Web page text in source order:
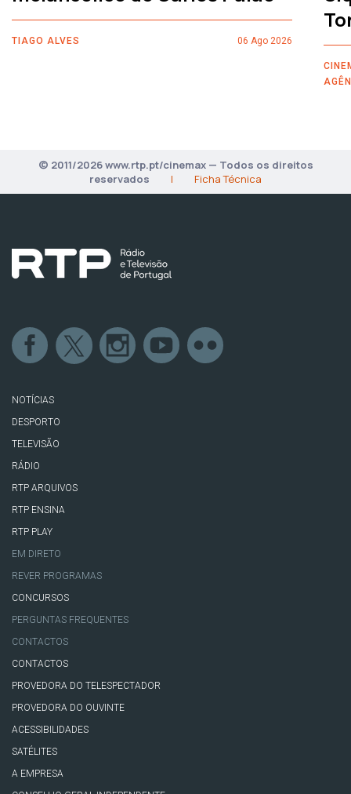
TIAGO ALVES 06 Ago 2026
© 2011/2026 www.rtp.pt/cinemax — Todos os direitos
reservados
| Ficha Técnica
NOTÍCIAS
DESPORTO
TELEVISÃO
RÁDIO
RTP ARQUIVOS
RTP ENSINA
RTP PLAY
EM DIRETO
REVER PROGRAMAS
CONCURSOS
PERGUNTAS FREQUENTES
CONTACTOS
CONTACTOS
PROVEDORA DO TELESPECTADOR
PROVEDORA DO OUVINTE
ACESSIBILIDADES
SATÉLITES
A EMPRESA